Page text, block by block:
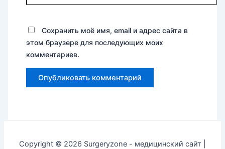
Сохранить моё имя, email и адрес сайта в
этом браузере для последующих моих
комментариев.
Copyright © 2026 Surgeryzone - медицинский сайт |